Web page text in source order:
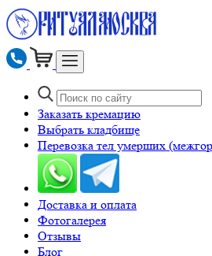
Заказать кремацию
Выбрать кладбище
Перевозка тел умерших
Доставка и оплата
Фотогалерея
Отзывы
Блог